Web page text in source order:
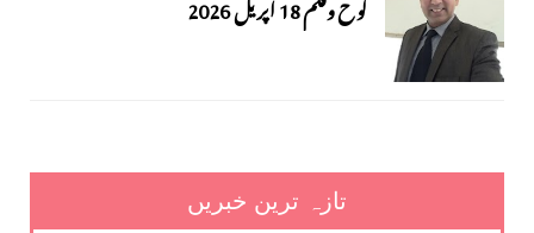
تازہ ترین خبریں